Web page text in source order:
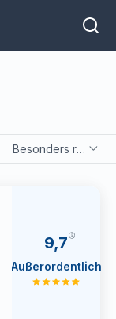
Besonders relevant
mit
9,7
Außerordentlich